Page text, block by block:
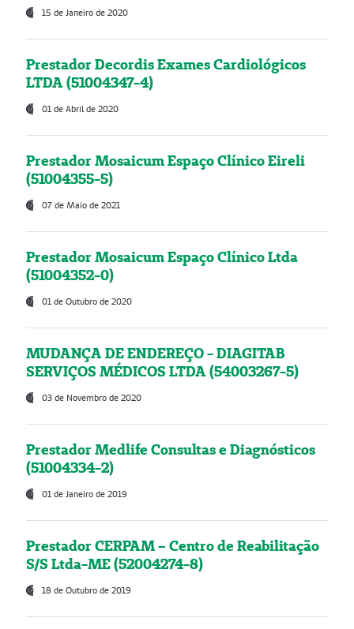
15 de Janeiro de 2020
Prestador Decordis Exames Cardiológicos
LTDA (51004347-4)
01 de Abril de 2020
Prestador Mosaicum Espaço Clínico Eireli
(51004355-5)
07 de Maio de 2021
Prestador Mosaicum Espaço Clínico Ltda
(51004352-0)
01 de Outubro de 2020
MUDANÇA DE ENDEREÇO - DIAGITAB
SERVIÇOS MÉDICOS LTDA (54003267-5)
03 de Novembro de 2020
Prestador Medlife Consultas e Diagnósticos
(51004334-2)
01 de Janeiro de 2019
Prestador CERPAM – Centro de Reabilitação
S/S Ltda-ME (52004274-8)
18 de Outubro de 2019